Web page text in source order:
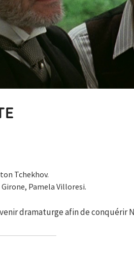
Tchekhov.
Pamela Villoresi.
dramaturge afin de conquérir